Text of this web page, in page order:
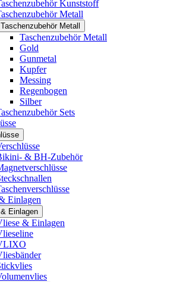
Kunststoff
Metall
Taschenzubehör Metall
Taschenzubehör Metall
Gold
Gunmetal
Kupfer
Messing
Regenbogen
Silber
Sets
& BH-Zubehör
Einlagen
Einlagen
& Einlagen